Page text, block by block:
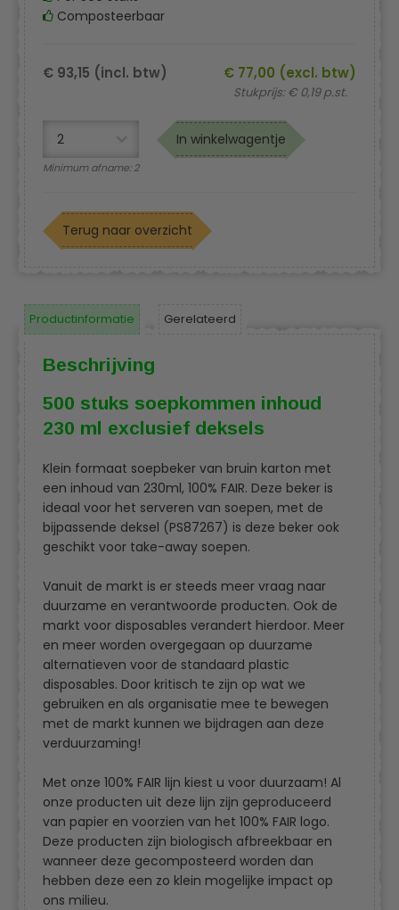
Composteerbaar
€ 77,00 (excl. btw)
Stukprijs: € 0,19 p.st.
€ 93,15 (incl. btw)
Minimum afname: 2
In winkelwagentje
Terug naar overzicht
Productinformatie Gerelateerd
Beschrijving
500 stuks soepkommen inhoud
230 ml exclusief deksels
Klein formaat soepbeker van bruin karton met
een inhoud van 230ml, 100% FAIR. Deze beker is
ideaal voor het serveren van soepen, met de
bijpassende deksel (PS87267) is deze beker ook
geschikt voor take-away soepen.
Vanuit de markt is er steeds meer vraag naar
duurzame en verantwoorde producten. Ook de
markt voor disposables verandert hierdoor. Meer
en meer worden overgegaan op duurzame
alternatieven voor de standaard plastic
disposables. Door kritisch te zijn op wat we
gebruiken en als organisatie mee te bewegen
met de markt kunnen we bijdragen aan deze
verduurzaming!
Met onze 100% FAIR lijn kiest u voor duurzaam! Al
onze producten uit deze lijn zijn geproduceerd
van papier en voorzien van het 100% FAIR logo.
Deze producten zijn biologisch afbreekbaar en
wanneer deze gecomposteerd worden dan
hebben deze een zo klein mogelijke impact op
ons milieu.